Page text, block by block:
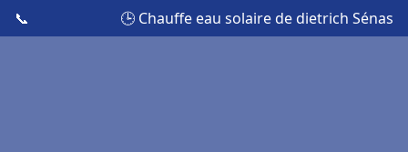
📞 🕒 Chauffe eau solaire de dietrich Sénas